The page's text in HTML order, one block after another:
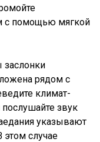
с помощью мягкой
заслонки
рядом с
климат-
звук
указывают
этом случае